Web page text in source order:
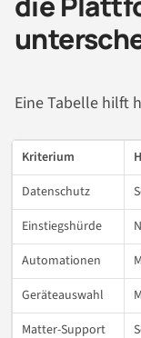
Eine Tabelle hilft
Kriterium
Datenschutz
Einstiegshürde
Automationen
Geräteauswahl
Matter-Support